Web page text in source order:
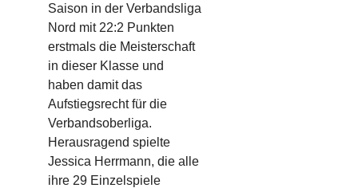
Saison in der Verbandsliga
Nord mit 22:2 Punkten
erstmals die Meisterschaft
in dieser Klasse und
haben damit das
Aufstiegsrecht für die
Verbandsoberliga.
Herausragend spielte
Jessica Herrmann, die alle
ihre 29Einzelspiele